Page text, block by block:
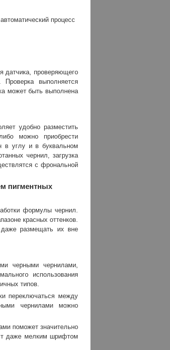
процесс
датчика, проверяющего
выполняется
может быть выполнена
удобно разместить
можно приобрести
в углу и в буквальном
чернил, загрузка
с фрональной
пигментных
формулы чернил.
красных оттенков.
даже размещать их вне
черными чернилами,
использования
типов.
переключаться между
чернилами можно
поможет значительно
даже мелким шрифтом